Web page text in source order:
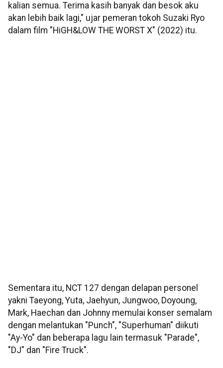
kalian semua. Terima kasih banyak dan besok aku
akan lebih baik lagi," ujar pemeran tokoh Suzaki Ryo
dalam film "HiGH&LOW THE WORST X" (2022) itu.
Sementara itu, NCT 127 dengan delapan personel
yakni Taeyong, Yuta, Jaehyun, Jungwoo, Doyoung,
Mark, Haechan dan Johnny memulai konser semalam
dengan melantukan "Punch", "Superhuman" diikuti
"Ay-Yo" dan beberapa lagu lain termasuk "Parade",
"DJ" dan "Fire Truck".